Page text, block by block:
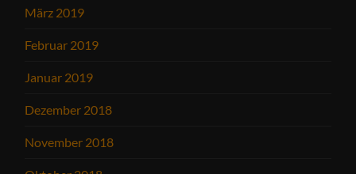
März 2019
Februar 2019
Januar 2019
Dezember 2018
November 2018